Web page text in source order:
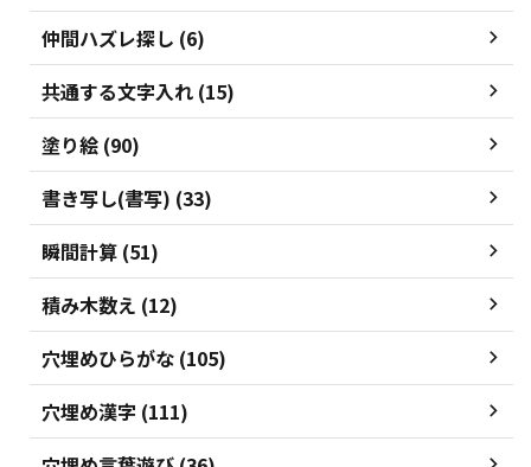
仲間ハズレ探し (6)
共通する文字入れ (15)
塗り絵 (90)
書き写し(書写) (33)
瞬間計算 (51)
積み木数え (12)
穴埋めひらがな (105)
穴埋め漢字 (111)